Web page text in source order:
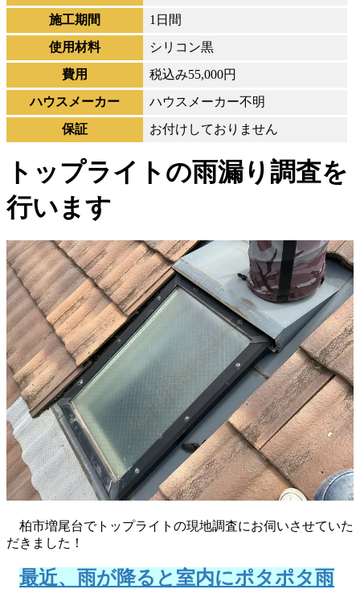
施工期間
1日間
使用材料
シリコン黒
費用
税込み55,000円
ハウスメーカー
ハウスメーカー不明
保証
お付けしておりません
トップライトの雨漏り調査を
行います
柏市増尾台でトップライトの現地調査にお伺いさせていた
だきました！
最近、雨が降ると室内にポタポタ雨